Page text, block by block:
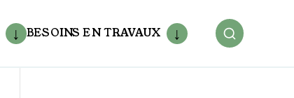
BESOINS EN TRAVAUX